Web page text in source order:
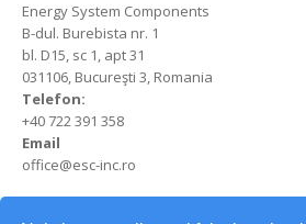
Energy System Components
B-dul. Burebista nr. 1
bl. D15, sc 1, apt 31
031106, Bucureşti 3, Romania
Telefon:
+40 722 391 358
Email
office@esc-inc.ro